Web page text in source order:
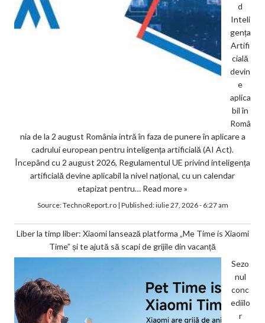
d
Inteli
gența
Artifi
cială
devin
e
aplica
bil în
Româ
nia de la 2 august România intră în faza de punere în aplicare a
cadrului european pentru inteligența artificială (AI Act).
Începând cu 2 august 2026, Regulamentul UE privind inteligența
artificială devine aplicabil la nivel național, cu un calendar
etapizat pentru… Read more »
Source:TechnoReport.ro| Published:iulie 27, 2026 - 6:27 am
Liber la timp liber: Xiaomi lansează platforma „Me Time is Xiaomi
Time” și te ajută să scapi de grijile din vacanță
Sezo
nul
conc
ediilo
r